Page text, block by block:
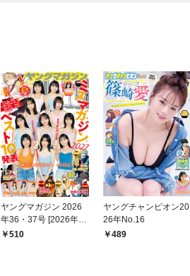
ヤングマガジン 2026
年36・37号 [2026年8
月3日発売]
510
ヤングチャンピオン20
26年No.16
489